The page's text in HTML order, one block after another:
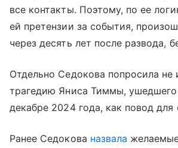
все контакты. Поэтому, по ее
ей претензии за события,
через десять лет после развода,
Отдельно Седокова попросила не
трагедию Яниса Тиммы,
декабре 2024 года, как повод для
Ранее Седокова назвала